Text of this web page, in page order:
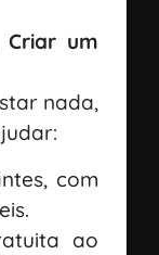
Criar um
nada,
com
ao